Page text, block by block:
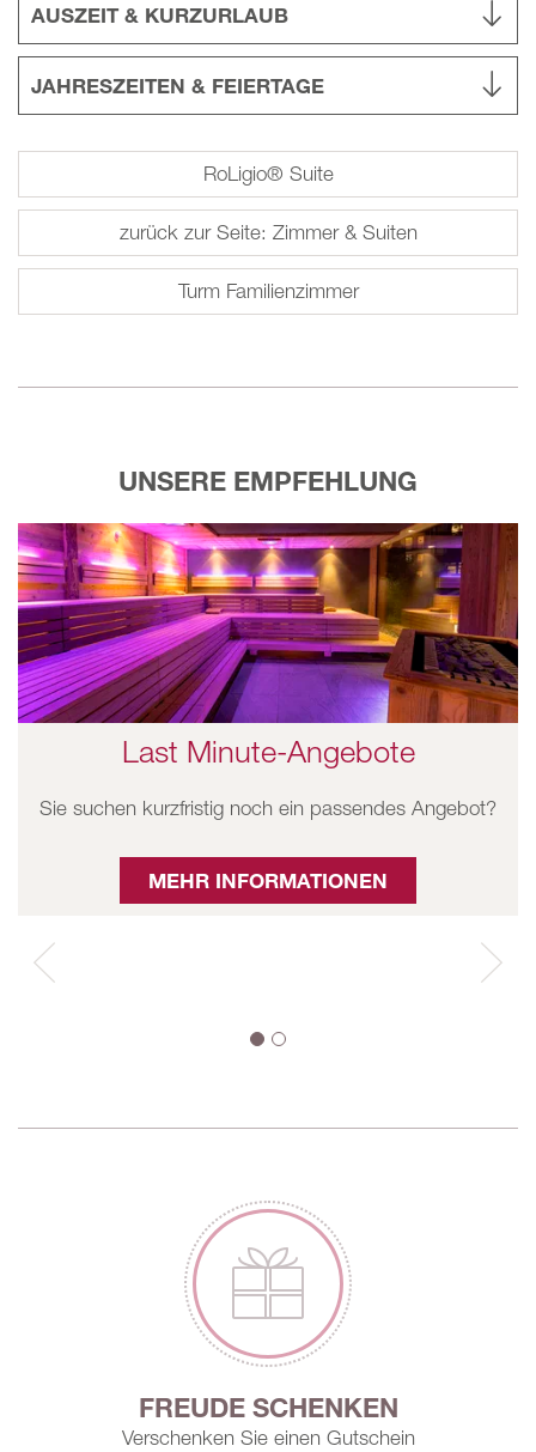
AUSZEIT & KURZURLAUB
JAHRESZEITEN & FEIERTAGE
RoLigio® Suite
zurück zur Seite: Zimmer & Suiten
Turm Familienzimmer
UNSERE EMPFEHLUNG
Last Minute-Angebote
Sie suchen kurzfristig noch ein passendes Angebot?
MEHR INFORMATIONEN
FREUDE SCHENKEN
Verschenken Sie einen Gutschein